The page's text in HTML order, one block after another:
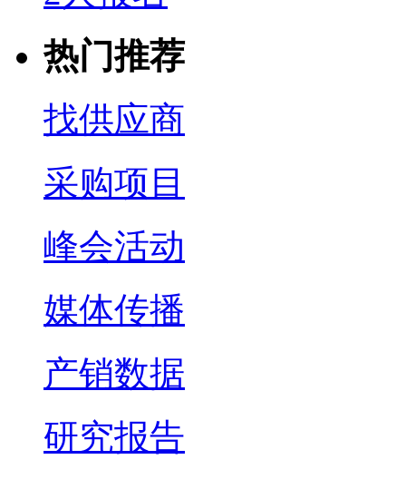
热门推荐
找供应商
采购项目
峰会活动
媒体传播
产销数据
研究报告